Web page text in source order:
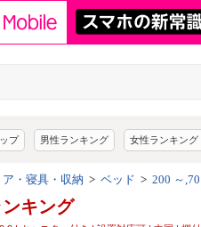
プ 男性ランキング 女性ランキング
・寝具・収納 > ベッド > 200 ～
キング